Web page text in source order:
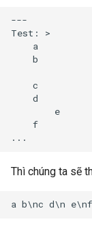
---
Test: >
    a
    b
    c
    d
        e
    f
Thì chúng ta sẽ